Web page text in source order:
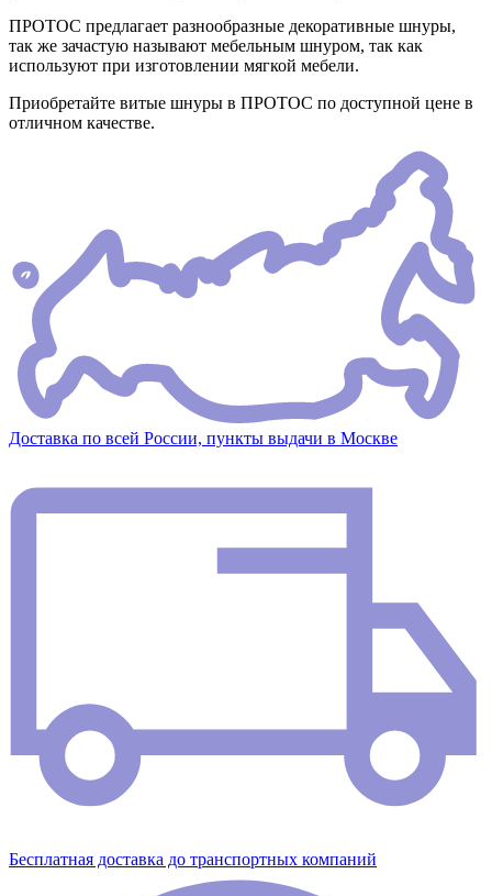
ПРОТОС предлагает разнообразные декоративные шнуры,
так же зачастую называют мебельным шнуром, так как
используют при изготовлении мягкой мебели.
Приобретайте витые шнуры в ПРОТОС по доступной цене в
отличном качестве.
Доставка по всей России, пункты выдачи в Москве
Бесплатная доставка до транспортных компаний